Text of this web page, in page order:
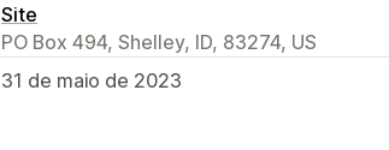
Site
PO Box 494, Shelley, ID, 83274, US
31 de maio de 2023